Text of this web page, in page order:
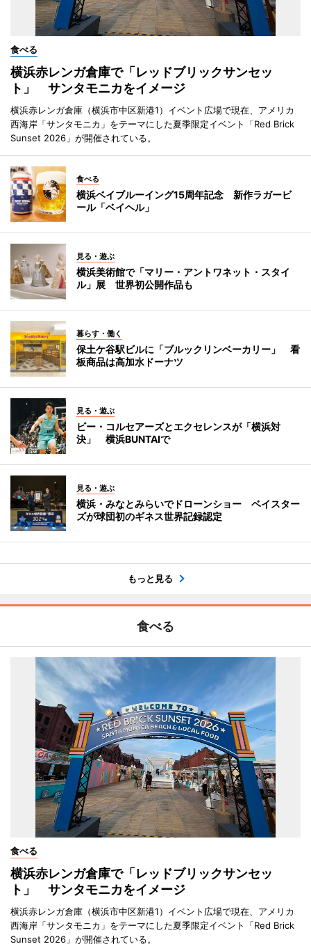
食べる
横浜赤レンガ倉庫で「レッドブリックサンセッ
ト」 サンタモニカをイメージ
横浜赤レンガ倉庫（横浜市中区新港1）イベント広場で現在、アメリカ
西海岸「サンタモニカ」をテーマにした夏季限定イベント「Red Brick
Sunset 2026」が開催されている。
食べる
横浜ベイブルーイング15周年記念 新作ラガービ
ール「ベイヘル」
見る・遊ぶ
横浜美術館で「マリー・アントワネット・スタイ
ル」展 世界初公開作品も
暮らす・働く
保土ケ谷駅ビルに「ブルックリンベーカリー」 看
板商品は高加水ドーナツ
見る・遊ぶ
ビー・コルセアーズとエクセレンスが「横浜対
決」 横浜BUNTAIで
見る・遊ぶ
横浜・みなとみらいでドローンショー ベイスター
ズが球団初のギネス世界記録認定
もっと見る
食べる
食べる
横浜赤レンガ倉庫で「レッドブリックサンセッ
ト」 サンタモニカをイメージ
横浜赤レンガ倉庫（横浜市中区新港1）イベント広場で現在、アメリカ
西海岸「サンタモニカ」をテーマにした夏季限定イベント「Red Brick
Sunset 2026」が開催されている。